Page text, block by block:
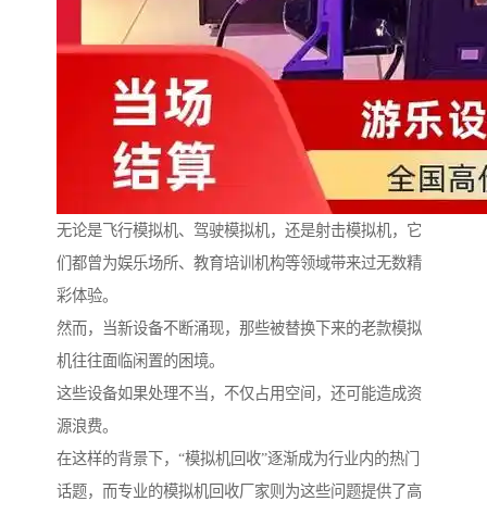
无论是飞行模拟机、驾驶模拟机，还是射击模拟机，它
们都曾为娱乐场所、教育培训机构等领域带来过无数精
彩体验。
然而，当新设备不断涌现，那些被替换下来的老款模拟
机往往面临闲置的困境。
这些设备如果处理不当，不仅占用空间，还可能造成资
源浪费。
在这样的背景下，“模拟机回收”逐渐成为行业内的热门
话题，而专业的模拟机回收厂家则为这些问题提供了高